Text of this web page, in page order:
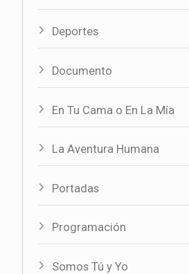
Deportes
Documento
En Tu Cama o En La Mía
La Aventura Humana
Portadas
Programación
Somos Tú y Yo